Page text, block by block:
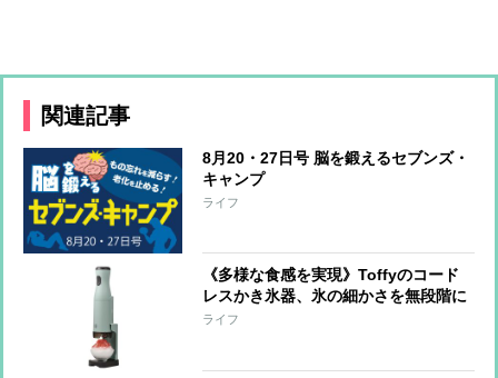
関連記事
8月20・27日号 脳を鍛えるセブンズ・
キャンプ
ライフ
《多様な食感を実現》Toffyのコード
レスかき氷器、氷の細かさを無段階に
調整可能 冷製パスタ、そうめん、サ
ライフ